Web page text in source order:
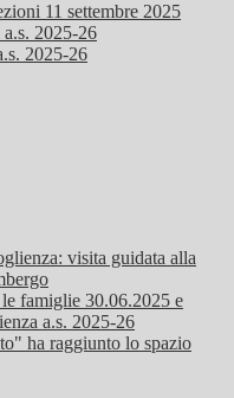
11 settembre 2025
2025-26
2025-26
visita guidata alla
famiglie 30.06.2025 e
a.s. 2025-26
ha raggiunto lo spazio